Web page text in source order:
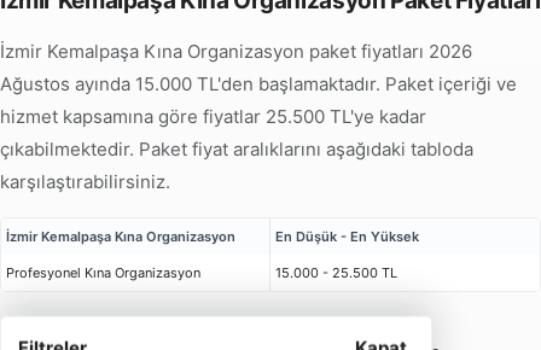
İzmir Kemalpaşa Kına Organizasyon paket fiyatları 2026
Ağustos ayında 15.000 TL'den başlamaktadır. Paket içeriği ve
hizmet kapsamına göre fiyatlar 25.500 TL'ye kadar
çıkabilmektedir. Paket fiyat aralıklarını aşağıdaki tabloda
karşılaştırabilirsiniz.
İzmir Kemalpaşa Kına Organizasyon En Düşük - En Yüksek
Profesyonel Kına Organizasyon 15.000 - 25.500 TL